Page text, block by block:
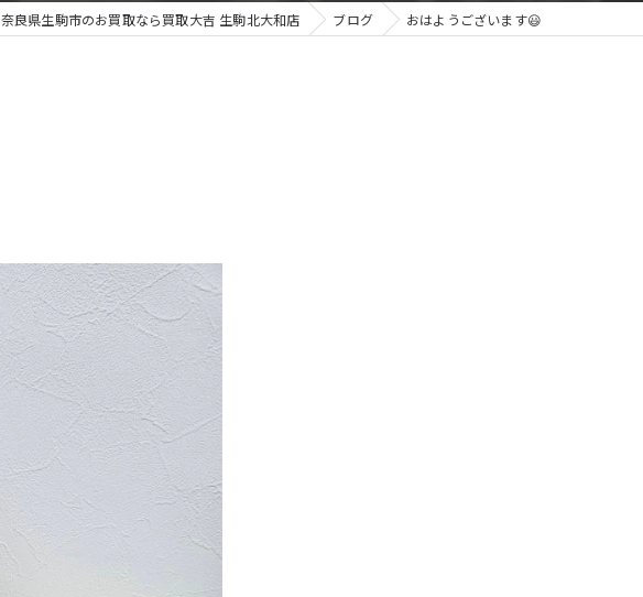
奈良県生駒市のお買取なら買取大吉 生駒北大和店 ブログ おはようございます😃